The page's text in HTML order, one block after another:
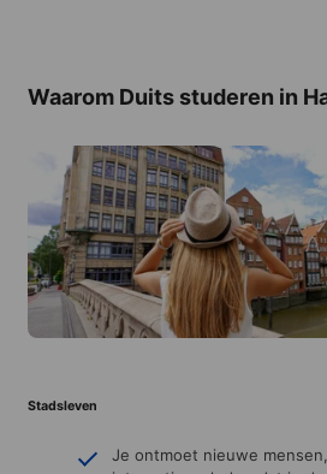
Waarom Duits studeren in
Stadsleven
Je ontmoet nieuwe